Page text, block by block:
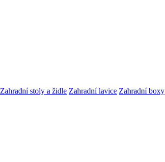
Zahradní stoly a židle Zahradní lavice Zahradní boxy